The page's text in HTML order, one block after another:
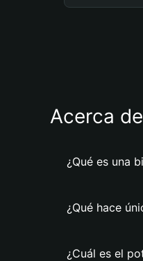
Acerca
¿Qué es una
¿Qué hace
¿Cuál es el